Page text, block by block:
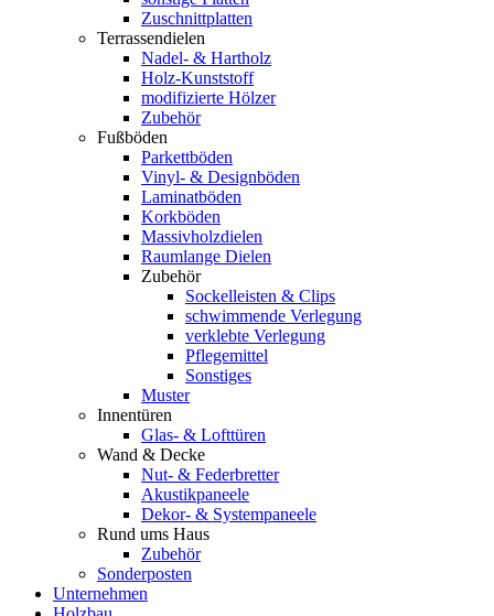
Zuschnittplatten
Terrassendielen
Nadel- & Hartholz
Holz-Kunststoff
modifizierte Hölzer
Zubehör
Fußböden
Parkettböden
Vinyl- & Designböden
Laminatböden
Korkböden
Massivholzdielen
Raumlange Dielen
Zubehör
Sockelleisten & Clips
schwimmende Verlegung
verklebte Verlegung
Pflegemittel
Sonstiges
Muster
Innentüren
Glas- & Lofttüren
Wand & Decke
Nut- & Federbretter
Akustikpaneele
Dekor- & Systempaneele
Rund ums Haus
Zubehör
Sonderposten
Unternehmen